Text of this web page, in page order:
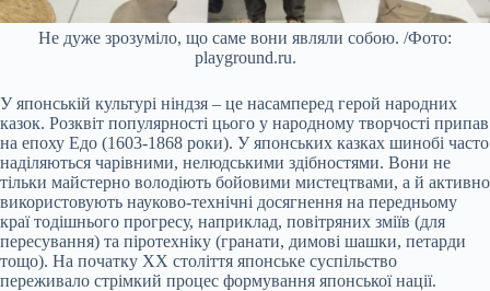
Не дуже зрозуміло, що саме вони являли собою. /Фото:
playground.ru.
У японській культурі ніндзя – це насамперед герой народних
казок. Розквіт популярності цього у народному творчості припав
на епоху Едо (1603-1868 роки). У японських казках шинобі часто
наділяються чарівними, нелюдськими здібностями. Вони не
тільки майстерно володіють бойовими мистецтвами, а й активно
використовують науково-технічні досягнення на передньому
краї тодішнього прогресу, наприклад, повітряних зміїв (для
пересування) та піротехніку (гранати, димові шашки, петарди
тощо). На початку ХХ століття японське суспільство
переживало стрімкий процес формування японської нації.